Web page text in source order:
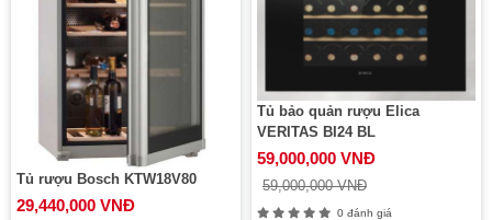
Tủ rượu Bosch KTW18V80
29,440,000 VNĐ
Tủ bảo quản rượu Elica
VERITAS BI24 BL
59,000,000 VNĐ
59,000,000 VNĐ
0 đánh giá